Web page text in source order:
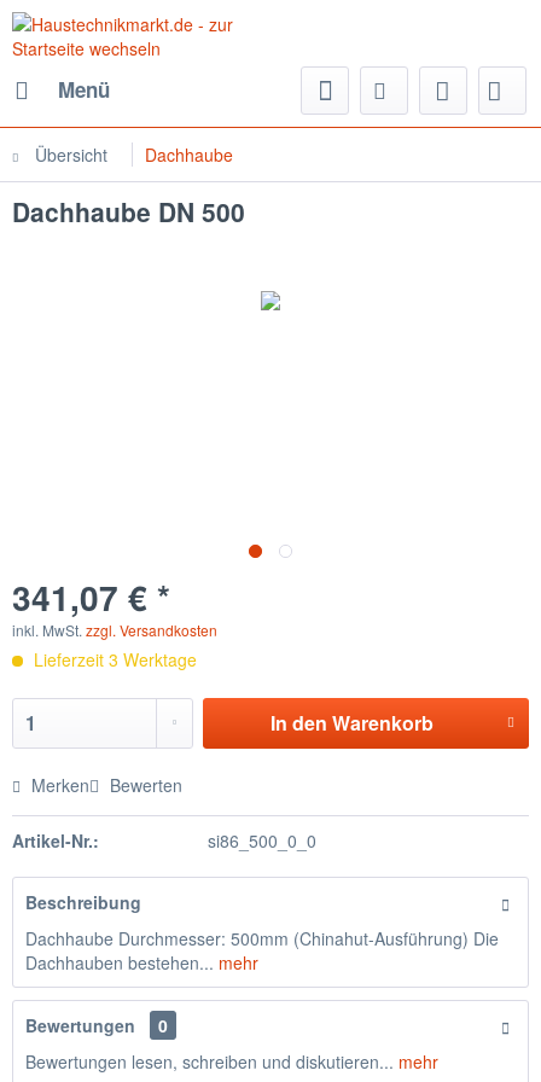
Menü
Übersicht Dachhaube
Dachhaube DN 500
341,07 € *
inkl. MwSt. zzgl. Versandkosten
Lieferzeit 3 Werktage
In den Warenkorb
Merken Bewerten
Artikel-Nr.: si86_500_0_0
Beschreibung
Dachhaube Durchmesser: 500mm (Chinahut-Ausführung) Die
Dachhauben bestehen... mehr
Bewertungen
0
Bewertungen lesen, schreiben und diskutieren... mehr